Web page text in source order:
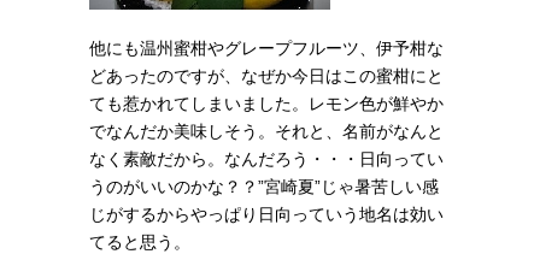
他にも温州蜜柑やグレープフルーツ、伊予柑な
どあったのですが、なぜか今日はこの蜜柑にと
ても惹かれてしまいました。レモン色が鮮やか
でなんだか美味しそう。それと、名前がなんと
なく素敵だから。なんだろう・・・日向ってい
うのがいいのかな？？”宮崎夏”じゃ暑苦しい感
じがするからやっぱり日向っていう地名は効い
てると思う。